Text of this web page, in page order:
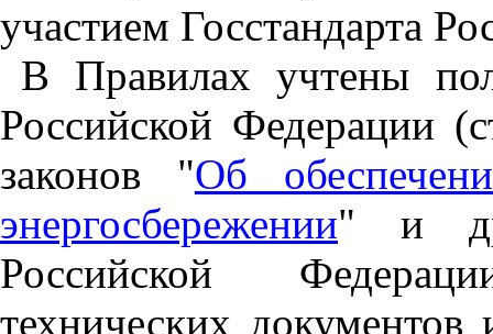
участием Госстандарта
В Правилах учтены
Российской Федерации
законов "Об
энергосбережении" и
Российской
технических